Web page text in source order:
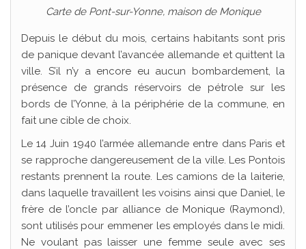
Carte de Pont-sur-Yonne, maison de Monique
Depuis le début du mois, certains habitants sont pris
de panique devant l’avancée allemande et quittent la
ville. S’il n’y a encore eu aucun bombardement, la
présence de grands réservoirs de pétrole sur les
bords de l’Yonne, à la périphérie de la commune, en
fait une cible de choix.
Le 14 Juin 1940 l’armée allemande entre dans Paris et
se rapproche dangereusement de la ville. Les Pontois
restants prennent la route. Les camions de la laiterie,
dans laquelle travaillent les voisins ainsi que Daniel, le
frère de l’oncle par alliance de Monique (Raymond),
sont utilisés pour emmener les employés dans le midi.
Ne voulant pas laisser une femme seule avec ses